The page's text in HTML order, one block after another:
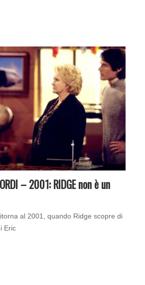
– 2001: RIDGE non è un
al 2001, quando Ridge scopre di
Eric